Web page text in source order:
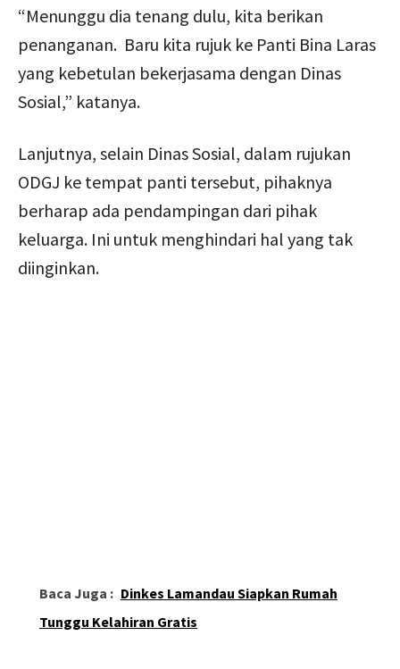
“Menunggu dia tenang dulu, kita berikan
penanganan. Baru kita rujuk ke Panti Bina Laras
yang kebetulan bekerjasama dengan Dinas
Sosial,” katanya.
Lanjutnya, selain Dinas Sosial, dalam rujukan
ODGJ ke tempat panti tersebut, pihaknya
berharap ada pendampingan dari pihak
keluarga. Ini untuk menghindari hal yang tak
diinginkan.
Baca Juga : Dinkes Lamandau Siapkan Rumah
Tunggu Kelahiran Gratis